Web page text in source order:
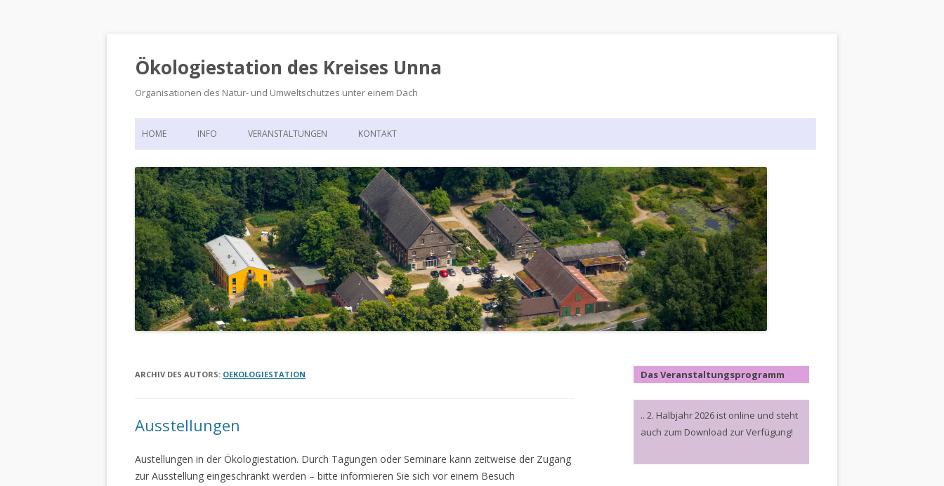
Ökologiestation des Kreises Unna
Organisationen des Natur- und Umweltschutzes unter einem Dach
Zum
HOME INFO
DIE ÖKOLOGIESTATION – FAST
900 JAHRE VORGESCHICHTE
VERANSTALTUNGEN KONTAKT
ARCHIV DES AUTORS: OEKOLOGIESTATION
Ausstellungen
Austellungen in der Ökologiestation. Durch Tagungen oder Seminare kann zeitweise der Zugang
zur Ausstellung eingeschränkt werden – bitte informieren Sie sich vor einem Besuch
Das Veranstaltungsprogramm
.. 2. Halbjahr 2026 ist online und steht
auch zum Download zur Verfügung!